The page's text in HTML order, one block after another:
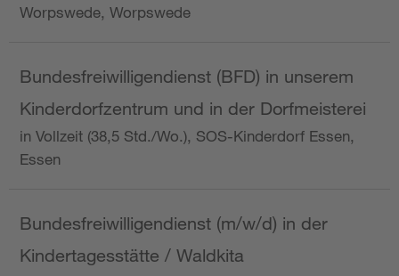
Worpswede, Worpswede
Bundesfreiwilligendienst (BFD) in unserem
Kinderdorfzentrum und in der Dorfmeisterei
in Vollzeit (38,5 Std./Wo.), SOS-Kinderdorf Essen,
Essen
Bundesfreiwilligendienst (m/w/d) in der
Kindertagesstätte / Waldkita